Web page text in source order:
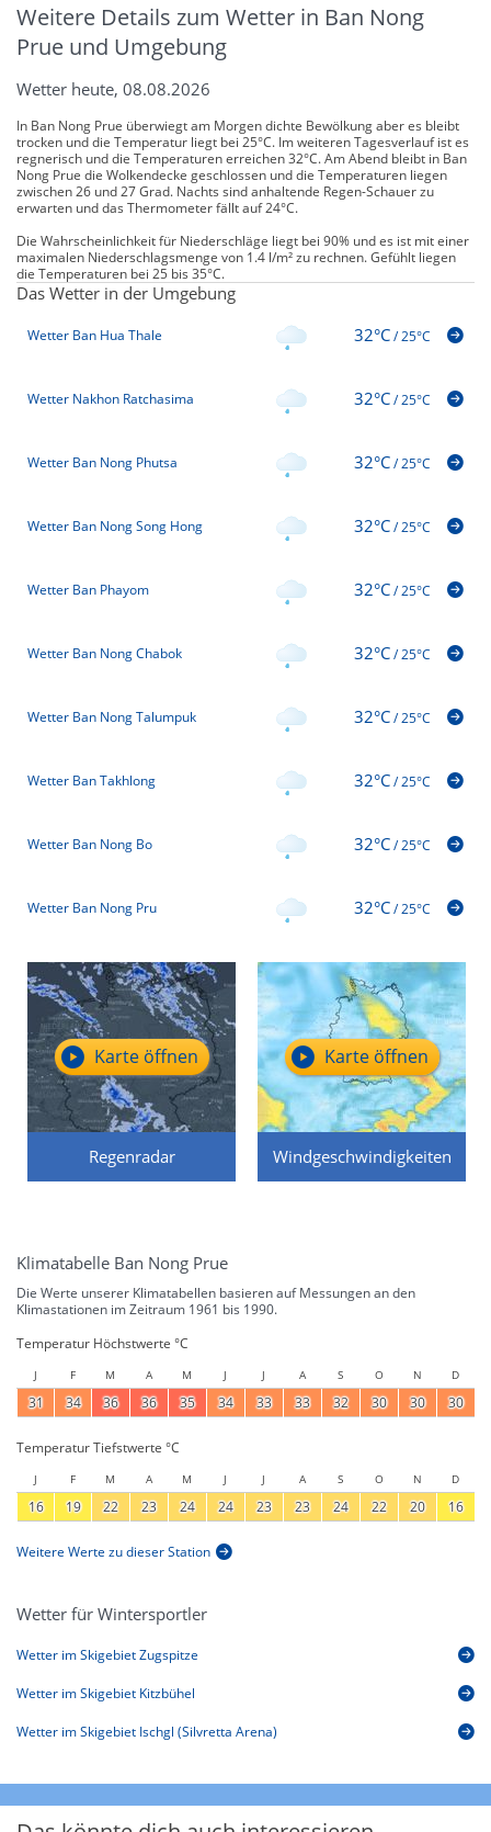
Weitere Details zum Wetter in Ban Nong
Prue und Umgebung
Wetter heute, 08.08.2026
In Ban Nong Prue überwiegt am Morgen dichte Bewölkung aber es bleibt
trocken und die Temperatur liegt bei 25°C. Im weiteren Tagesverlauf ist es
regnerisch und die Temperaturen erreichen 32°C. Am Abend bleibt in Ban
Nong Prue die Wolkendecke geschlossen und die Temperaturen liegen
zwischen 26 und 27 Grad. Nachts sind anhaltende Regen-Schauer zu
erwarten und das Thermometer fällt auf 24°C.
Die Wahrscheinlichkeit für Niederschläge liegt bei 90% und es ist mit einer
maximalen Niederschlagsmenge von 1.4 l/m² zu rechnen. Gefühlt liegen
die Temperaturen bei 25 bis 35°C.
Das Wetter in der Umgebung
Wetter Ban Hua Thale 32°C/25°C
Wetter Nakhon Ratchasima 32°C/25°C
Wetter Ban Nong Phutsa 32°C/25°C
Wetter Ban Nong Song Hong 32°C/25°C
Wetter Ban Phayom 32°C/25°C
Wetter Ban Nong Chabok 32°C/25°C
Wetter Ban Nong Talumpuk 32°C/25°C
Wetter Ban Takhlong 32°C/25°C
Wetter Ban Nong Bo 32°C/25°C
Wetter Ban Nong Pru 32°C/25°C
Regenradar
Karte öffnen
Windgeschwindigkeiten
Karte öffnen
Klimatabelle Ban Nong Prue
Die Werte unserer Klimatabellen basieren auf Messungen an den
Klimastationen im Zeitraum 1961 bis 1990.
Temperatur Höchstwerte °C
J F M A M J J A S O N D
31 34 36 36 35 34 33 33 32 30 30 30
Temperatur Tiefstwerte °C
J F M A M J J A S O N D
16 19 22 23 24 24 23 23 24 22 20 16
Weitere Werte zu dieser Station
Wetter für Wintersportler
Wetter im Skigebiet Zugspitze
Wetter im Skigebiet Kitzbühel
Wetter im Skigebiet Ischgl (Silvretta Arena)